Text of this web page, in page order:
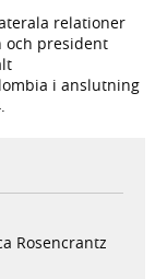
relationer
och president
i anslutning
Rosencrantz